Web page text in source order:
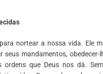
nortear a nossa vida. Ele
mandamentos,
que Deus nos dá.